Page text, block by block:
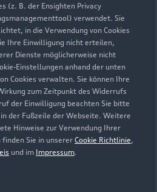
(z. B. der Ensighten Privacy
verwendet. Sie
in die Verwendung von Cookies
Ihre Einwilligung nicht erteilen,
Dienste möglicherweise nicht
Einstellungen anhand der unten
Cookies verwalten. Sie können Ihre
zum Zeitpunkt des Widerrufs
der Einwilligung beachten Sie bitte
der Fußzeile der Webseite. Weitere
Hinweise zur Verwendung Ihrer
finden Sie in unserer Cookie Richtlinie,
und im Impressum.